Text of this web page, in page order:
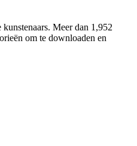
Meer dan 1,952
om te downloaden en